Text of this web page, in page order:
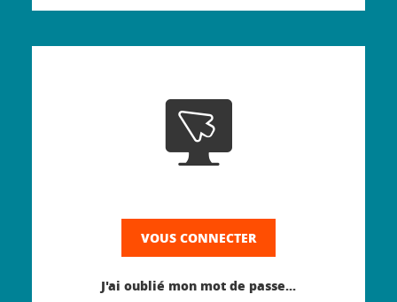
VOUS CONNECTER
J'ai oublié mon mot de passe...